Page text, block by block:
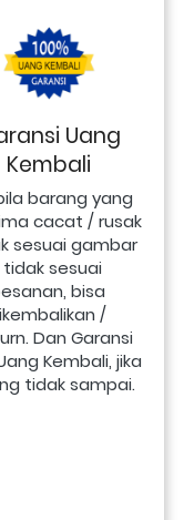
Uang
Kembali
barang yang
cacat / rusak
sesuai gambar
sesuai
bisa
/
Dan Garansi
Kembali, jika
tidak sampai.